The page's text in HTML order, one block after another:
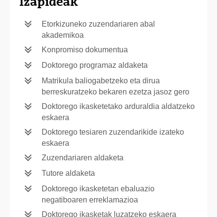
Etorkizuneko zuzendariaren abal
akademikoa
Konpromiso dokumentua
Doktorego programaz aldaketa
Matrikula baliogabetzeko eta dirua
berreskuratzeko bekaren ezetza jasoz gero
Doktorego ikasketetako arduraldia aldatzeko
eskaera
Doktorego tesiaren zuzendarikide izateko
eskaera
Zuzendariaren aldaketa
Tutore aldaketa
Doktorego ikasketetan ebaluazio
negatiboaren erreklamazioa
Doktorego ikasketak luzatzeko eskaera